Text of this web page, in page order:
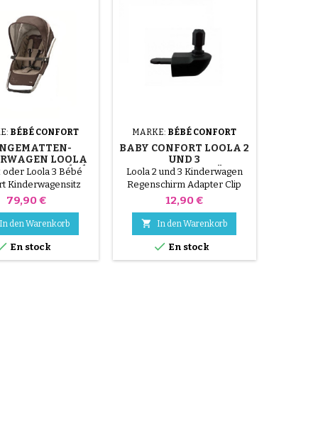
BÉBÉ CONFORT
LOOLA
BROWN BÉBÉ
CONFORT
oder Loola 3 Bébé
Kinderwagensitz
Preis
79,90 €
In den Warenkorb
En stock
MARKE: BÉBÉ CONFORT
BABY CONFORT LOOLA 2
UND 3
REGENSCHIRMSTÜTZE
Loola 2 und 3 Kinderwagen
Regenschirm Adapter Clip
Preis
12,90 €
 In den Warenkorb
 En stock